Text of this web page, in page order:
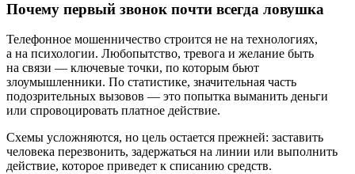
Почему первый звонок почти всегда ловушка
Телефонное мошенничество строится не на технологиях,
а на психологии. Любопытство, тревога и желание быть
на связи — ключевые точки, по которым бьют
злоумышленники. По статистике, значительная часть
подозрительных вызовов — это попытка выманить деньги
или спровоцировать платное действие.
Схемы усложняются, но цель остается прежней: заставить
человека перезвонить, задержаться на линии или выполнить
действие, которое приведет к списанию средств.